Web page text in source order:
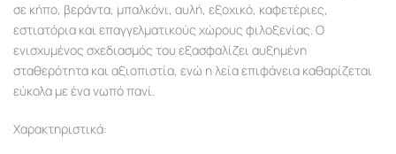
σε κήπο, βεράντα, μπαλκόνι, αυλή, εξοχικό, καφετέριες,
εστιατόρια και επαγγελματικούς χώρους φιλοξενίας. Ο
ενισχυμένος σχεδιασμός του εξασφαλίζει αυξημένη
σταθερότητα και αξιοπιστία, ενώ η λεία επιφάνεια καθαρίζεται
εύκολα με ένα νωπό πανί.
Χαρακτηριστικά: